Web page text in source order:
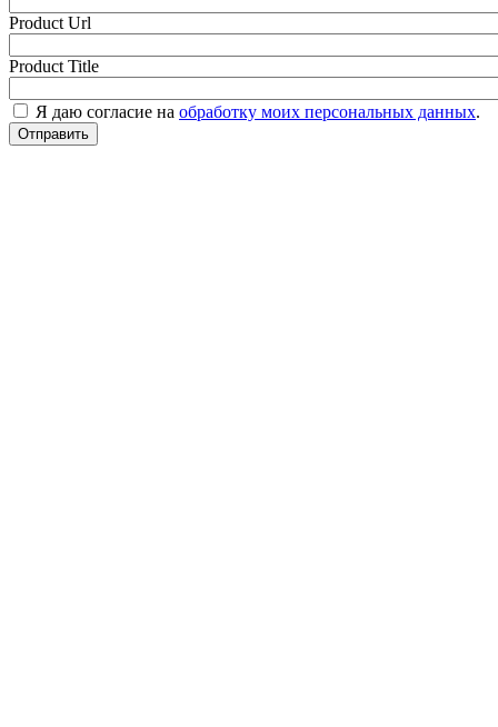
Product Url
Product Title
Я даю согласие на обработку моих персональных данных.
Отправить